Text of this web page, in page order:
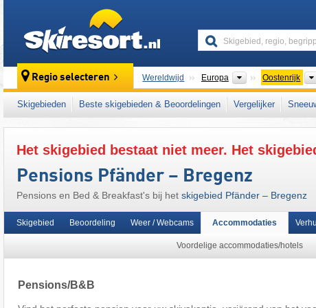
Regio selecteren Wereldwijd Europa Continenten
Oostenrijk
Dit skigebied ligt ook in: Bregenz het westen
Skigebieden Beste skigebieden & Beoordelingen Vergelijker
Het skigebied bestaat niet meer. Het
Pensions Pfänder – Bregenz
Pensions en Bed & Breakfast's bij het skigebied Pfänder – Bregenz
Skigebied Beoordeling Weer / Webcams Accommodaties
Voordelige accommodaties/hotels
Pensions/B&B